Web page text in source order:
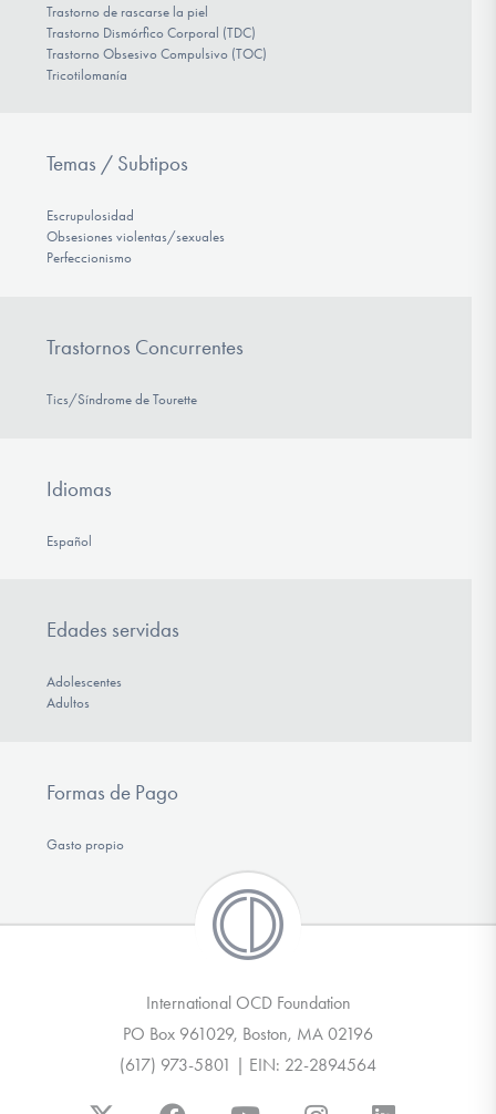
Trastorno de rascarse la piel
Trastorno Dismórfico Corporal (TDC)
Trastorno Obsesivo Compulsivo (TOC)
Tricotilomanía
Temas / Subtipos
Escrupulosidad
Obsesiones violentas/sexuales
Perfeccionismo
Trastornos Concurrentes
Tics/Síndrome de Tourette
Idiomas
Español
Edades servidas
Adolescentes
Adultos
Formas de Pago
Gasto propio
International OCD Foundation
PO Box 961029, Boston, MA 02196
(617) 973-5801 | EIN: 22-2894564